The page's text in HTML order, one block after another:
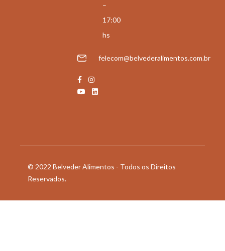
–
17:00
hs
felecom@belvederalimentos.com.br
© 2022 Belveder Alimentos - Todos os Direitos
Reservados.